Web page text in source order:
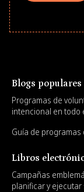
Blogs populares
Programas de
intencional en todo
Guía de
Libros
Campañas
planificar y